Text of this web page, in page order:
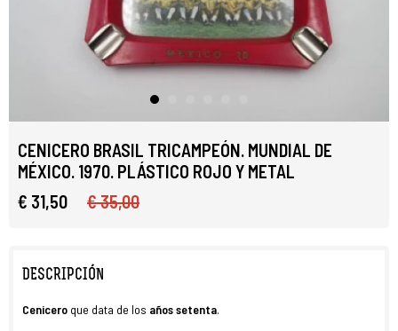
CENICERO BRASIL TRICAMPEÓN. MUNDIAL DE
MÉXICO. 1970. PLÁSTICO ROJO Y METAL
€ 31,50
€ 35,00
DESCRIPCIÓN
Cenicero que data de los años setenta.